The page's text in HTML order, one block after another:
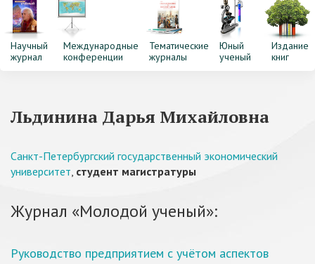
Научный
журнал
Международные
конференции
Тематические
журналы
Юный
ученый
Издание
книг
Льдинина Дарья Михайловна
Санкт-Петербургский государственный экономический
университет, студент магистратуры
Журнал «Молодой ученый»:
Руководство предприятием с учётом аспектов